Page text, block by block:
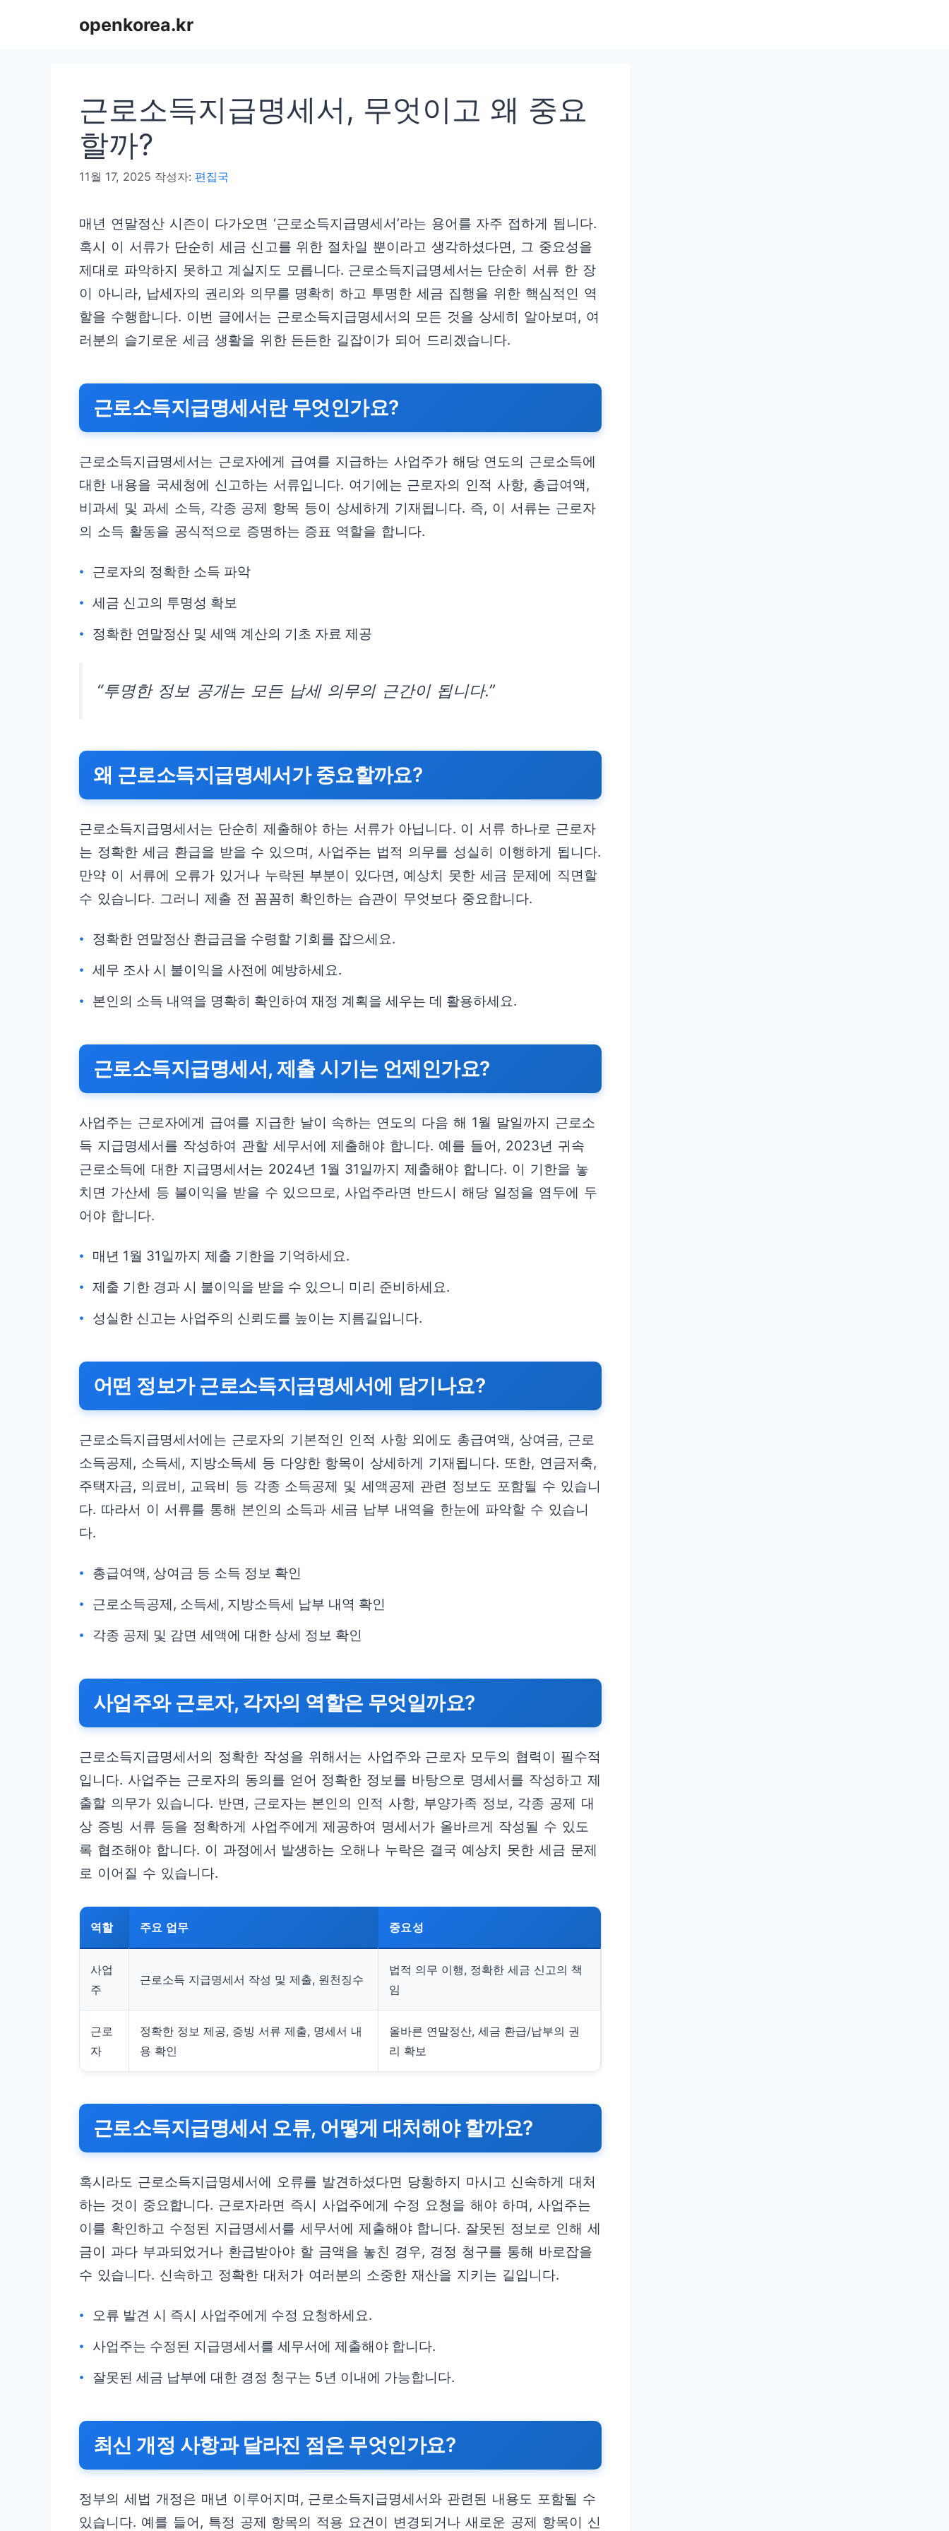
openkorea.kr
근로소득지급명세서, 무엇이고 왜 중요
할까?
11월 17, 2025 작성자: 편집국
매년 연말정산 시즌이 다가오면 ‘근로소득지급명세서’라는 용어를 자주 접하게 됩니다.
혹시 이 서류가 단순히 세금 신고를 위한 절차일 뿐이라고 생각하셨다면, 그 중요성을
제대로 파악하지 못하고 계실지도 모릅니다. 근로소득지급명세서는 단순히 서류 한 장
이 아니라, 납세자의 권리와 의무를 명확히 하고 투명한 세금 집행을 위한 핵심적인 역
할을 수행합니다. 이번 글에서는 근로소득지급명세서의 모든 것을 상세히 알아보며, 여
러분의 슬기로운 세금 생활을 위한 든든한 길잡이가 되어 드리겠습니다.
근로소득지급명세서란 무엇인가요?
근로소득지급명세서는 근로자에게 급여를 지급하는 사업주가 해당 연도의 근로소득에
대한 내용을 국세청에 신고하는 서류입니다. 여기에는 근로자의 인적 사항, 총급여액,
비과세 및 과세 소득, 각종 공제 항목 등이 상세하게 기재됩니다. 즉, 이 서류는 근로자
의 소득 활동을 공식적으로 증명하는 증표 역할을 합니다.
근로자의 정확한 소득 파악
세금 신고의 투명성 확보
정확한 연말정산 및 세액 계산의 기초 자료 제공
“투명한 정보 공개는 모든 납세 의무의 근간이 됩니다.”
왜 근로소득지급명세서가 중요할까요?
근로소득지급명세서는 단순히 제출해야 하는 서류가 아닙니다. 이 서류 하나로 근로자
는 정확한 세금 환급을 받을 수 있으며, 사업주는 법적 의무를 성실히 이행하게 됩니다.
만약 이 서류에 오류가 있거나 누락된 부분이 있다면, 예상치 못한 세금 문제에 직면할
수 있습니다. 그러니 제출 전 꼼꼼히 확인하는 습관이 무엇보다 중요합니다.
정확한 연말정산 환급금을 수령할 기회를 잡으세요.
세무 조사 시 불이익을 사전에 예방하세요.
본인의 소득 내역을 명확히 확인하여 재정 계획을 세우는 데 활용하세요.
근로소득지급명세서, 제출 시기는 언제인가요?
사업주는 근로자에게 급여를 지급한 날이 속하는 연도의 다음 해 1월 말일까지 근로소
득 지급명세서를 작성하여 관할 세무서에 제출해야 합니다. 예를 들어, 2023년 귀속
근로소득에 대한 지급명세서는 2024년 1월 31일까지 제출해야 합니다. 이 기한을 놓
치면 가산세 등 불이익을 받을 수 있으므로, 사업주라면 반드시 해당 일정을 염두에 두
어야 합니다.
매년 1월 31일까지 제출 기한을 기억하세요.
제출 기한 경과 시 불이익을 받을 수 있으니 미리 준비하세요.
성실한 신고는 사업주의 신뢰도를 높이는 지름길입니다.
어떤 정보가 근로소득지급명세서에 담기나요?
근로소득지급명세서에는 근로자의 기본적인 인적 사항 외에도 총급여액, 상여금, 근로
소득공제, 소득세, 지방소득세 등 다양한 항목이 상세하게 기재됩니다. 또한, 연금저축,
주택자금, 의료비, 교육비 등 각종 소득공제 및 세액공제 관련 정보도 포함될 수 있습니
다. 따라서 이 서류를 통해 본인의 소득과 세금 납부 내역을 한눈에 파악할 수 있습니
다.
총급여액, 상여금 등 소득 정보 확인
근로소득공제, 소득세, 지방소득세 납부 내역 확인
각종 공제 및 감면 세액에 대한 상세 정보 확인
사업주와 근로자, 각자의 역할은 무엇일까요?
근로소득지급명세서의 정확한 작성을 위해서는 사업주와 근로자 모두의 협력이 필수적
입니다. 사업주는 근로자의 동의를 얻어 정확한 정보를 바탕으로 명세서를 작성하고 제
출할 의무가 있습니다. 반면, 근로자는 본인의 인적 사항, 부양가족 정보, 각종 공제 대
상 증빙 서류 등을 정확하게 사업주에게 제공하여 명세서가 올바르게 작성될 수 있도
록 협조해야 합니다. 이 과정에서 발생하는 오해나 누락은 결국 예상치 못한 세금 문제
로 이어질 수 있습니다.
역할 주요 업무 중요성
사업
주
근로소득 지급명세서 작성 및 제출, 원천징수
법적 의무 이행, 정확한 세금 신고의 책
임
근로
자
정확한 정보 제공, 증빙 서류 제출, 명세서 내
용 확인
올바른 연말정산, 세금 환급/납부의 권
리 확보
근로소득지급명세서 오류, 어떻게 대처해야 할까요?
혹시라도 근로소득지급명세서에 오류를 발견하셨다면 당황하지 마시고 신속하게 대처
하는 것이 중요합니다. 근로자라면 즉시 사업주에게 수정 요청을 해야 하며, 사업주는
이를 확인하고 수정된 지급명세서를 세무서에 제출해야 합니다. 잘못된 정보로 인해 세
금이 과다 부과되었거나 환급받아야 할 금액을 놓친 경우, 경정 청구를 통해 바로잡을
수 있습니다. 신속하고 정확한 대처가 여러분의 소중한 재산을 지키는 길입니다.
오류 발견 시 즉시 사업주에게 수정 요청하세요.
사업주는 수정된 지급명세서를 세무서에 제출해야 합니다.
잘못된 세금 납부에 대한 경정 청구는 5년 이내에 가능합니다.
최신 개정 사항과 달라진 점은 무엇인가요?
정부의 세법 개정은 매년 이루어지며, 근로소득지급명세서와 관련된 내용도 포함될 수
있습니다. 예를 들어, 특정 공제 항목의 적용 요건이 변경되거나 새로운 공제 항목이 신